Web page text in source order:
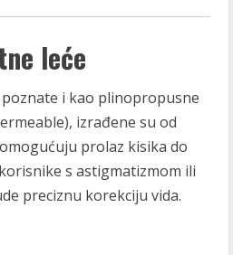
leće
i kao plinopropusne
izrađene su od
prolaz kisika do
s astigmatizmom ili
preciznu korekciju vida.